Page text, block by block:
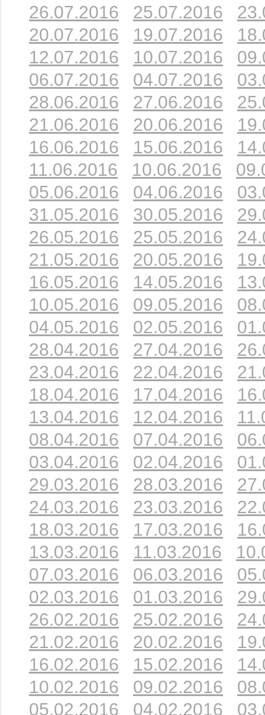
26.07.2016
25.07.2016
20.07.2016
19.07.2016
12.07.2016
10.07.2016
06.07.2016
04.07.2016
28.06.2016
27.06.2016
21.06.2016
20.06.2016
16.06.2016
15.06.2016
11.06.2016
10.06.2016
05.06.2016
04.06.2016
31.05.2016
30.05.2016
26.05.2016
25.05.2016
21.05.2016
20.05.2016
16.05.2016
14.05.2016
10.05.2016
09.05.2016
04.05.2016
02.05.2016
28.04.2016
27.04.2016
23.04.2016
22.04.2016
18.04.2016
17.04.2016
13.04.2016
12.04.2016
08.04.2016
07.04.2016
03.04.2016
02.04.2016
29.03.2016
28.03.2016
24.03.2016
23.03.2016
18.03.2016
17.03.2016
13.03.2016
11.03.2016
07.03.2016
06.03.2016
02.03.2016
01.03.2016
26.02.2016
25.02.2016
21.02.2016
20.02.2016
16.02.2016
15.02.2016
10.02.2016
09.02.2016
05.02.2016
04.02.2016